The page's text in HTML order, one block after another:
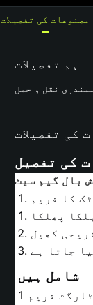
مصنوعات کی تفصیلات
اہم تفصیلات
نقل و حمل
کی تفصیلات
کی تفصیل
بال گیم سیٹ
کا فریم
پھلکا
کھیل
جاتا ہے
شامل ہیں